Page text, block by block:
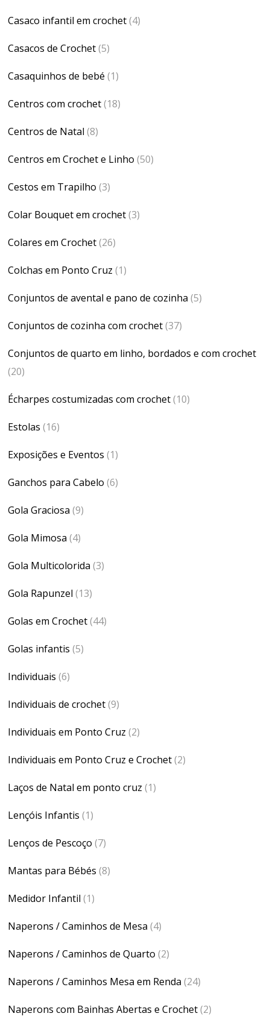
Casaco infantil em crochet(4)
Casacos de Crochet(5)
Casaquinhos de bebé (1)
Centros com crochet(18)
Centros de Natal (8)
Centros em Crochet e Linho (50)
Cestos em Trapilho (3)
Colar Bouquet em crochet(3)
Colares em Crochet(26)
Colchas em Ponto Cruz (1)
Conjuntos de avental e pano de cozinha (5)
Conjuntos de cozinha com crochet(37)
Conjuntos de quarto em linho, bordados e com crochet
(20)
Écharpes costumizadas com crochet(10)
Estolas (16)
Exposições e Eventos (1)
Ganchos para Cabelo (6)
Gola Graciosa (9)
Gola Mimosa (4)
Gola Multicolorida (3)
Gola Rapunzel (13)
Golas em Crochet(44)
Golas infantis (5)
Individuais (6)
Individuais de crochet(9)
Individuais em Ponto Cruz (2)
Individuais em Ponto Cruz e Crochet(2)
Laços de Natal em ponto cruz (1)
Lençóis Infantis (1)
Lenços de Pescoço (7)
Mantas para Bébés (8)
Medidor Infantil (1)
Naperons / Caminhos de Mesa (4)
Naperons / Caminhos de Quarto (2)
Naperons / Caminhos Mesa em Renda (24)
Naperons com Bainhas Abertas e Crochet(2)